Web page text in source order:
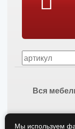
Вся
Мы используем